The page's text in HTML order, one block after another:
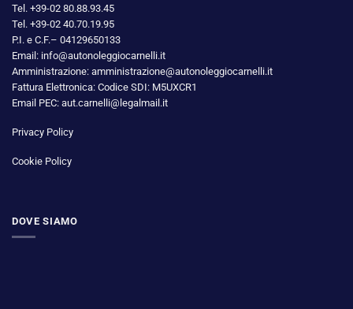
Tel. +39-02 80.88.93.45
Tel. +39-02 40.70.19.95
P.I. e C.F.– 04129650133
Email: info@autonoleggiocarnelli.it
Amministrazione: amministrazione@autonoleggiocarnelli.it
Fattura Elettronica: Codice SDI: M5UXCR1
Email PEC: aut.carnelli@legalmail.it
Privacy Policy
Cookie Policy
DOVE SIAMO